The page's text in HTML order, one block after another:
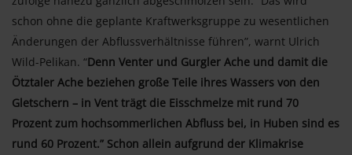
schon ohne die geplante Kraftwerksgruppe zu wesentlichen
Änderungen der Abflussverhältnisse führen”, warnt Ulrich
Wild-Pelikan. “Denn Venter und Gurgler Ache und damit die
Ötztaler Ache beziehen große Teile ihres Wassers von den
Gletschern – in Vent trägt die Eisschmelze mit rund 70
Prozent zum hochsommerlichen Abfluss bei, in Huben sind es
rund 60 Prozent.” Schon allein aufgrund der Klimakrise